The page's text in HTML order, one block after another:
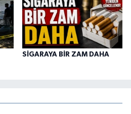
SİGARAYA BİR ZAM DAHA